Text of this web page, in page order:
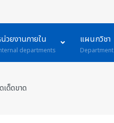
วยงานภายใน
departments
แผนกวิชา
Department
ด็ดขาด